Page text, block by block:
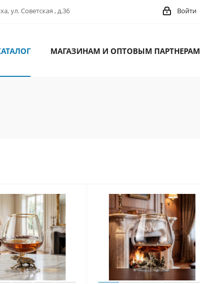
ул. Советская , д.36 Войти
МАГАЗИНАМ И ОПТОВЫМ ПАРТНЕРАМ